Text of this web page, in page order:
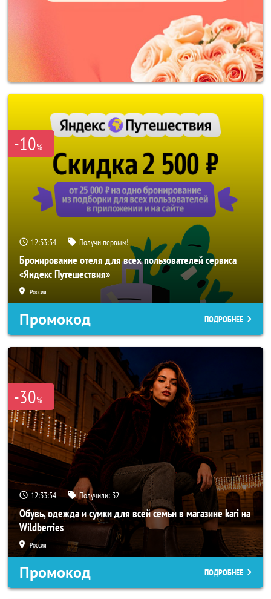
-10%
12:33:52 Получи первым!
Бронирование отеля для всех пользователей сервиса
«Яндекс Путешествия»
Россия
Промокод ПОДРОБНЕЕ
-30%
12:33:52 Получили: 32
Обувь, одежда и сумки для всей семьи в магазине kari на
Wildberries
Россия
Промокод ПОДРОБНЕЕ